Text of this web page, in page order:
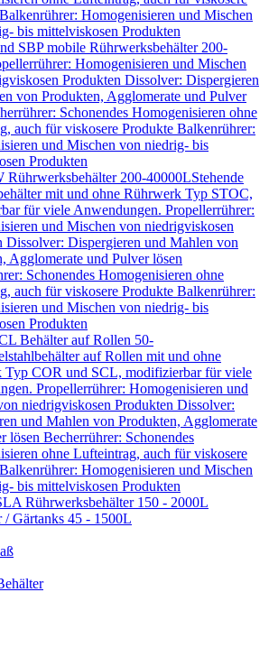
Homogenisieren und Mischen
bis mittelviskosen Produkten
SBP mobile Rührwerksbehälter 200-
Homogenisieren und Mischen
Produkten Dissolver: Dispergieren
von Produkten, Agglomerate und Pulver
Schonendes Homogenisieren ohne
auch für viskosere Produkte Balkenrührer:
und Mischen von niedrig- bis
Produkten
Rührwerksbehälter 200-40000LStehende
mit und ohne Rührwerk Typ STOC,
für viele Anwendungen. Propellerrührer:
und Mischen von niedrigviskosen
Dissolver: Dispergieren und Mahlen von
Agglomerate und Pulver lösen
Schonendes Homogenisieren ohne
auch für viskosere Produkte Balkenrührer:
und Mischen von niedrig- bis
Produkten
Behälter auf Rollen 50-
auf Rollen mit und ohne
Typ COR und SCL, modifizierbar für viele
Propellerrührer: Homogenisieren und
niedrigviskosen Produkten Dissolver:
und Mahlen von Produkten, Agglomerate
lösen Becherrührer: Schonendes
ohne Lufteintrag, auch für viskosere
Homogenisieren und Mischen
bis mittelviskosen Produkten
Rührwerksbehälter 150 - 2000L
/ Gärtanks 45 - 1500L